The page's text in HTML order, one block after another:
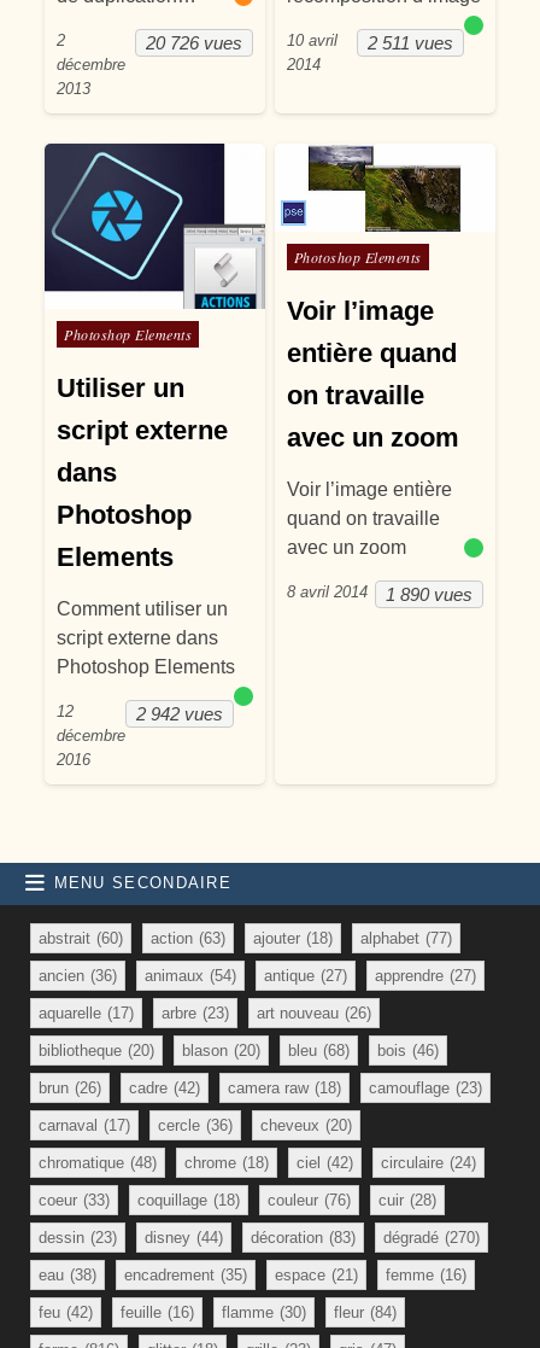
20 726 vues
2
décembre
2013
2 511 vues
10 avril
2014
Posté dans
Photoshop Elements
Utiliser un
script externe
dans
Photoshop
Elements
Comment utiliser un
script externe dans
Photoshop Elements
2 942 vues
12
décembre
2016
Posté dans
Photoshop Elements
Voir l’image
entière quand
on travaille
avec un zoom
Voir l’image entière
quand on travaille
avec un zoom
1 890 vues
8 avril 2014
MENU SECONDAIRE
abstrait (60) action (63) ajouter (18) alphabet (77)
ancien (36) animaux (54) antique (27) apprendre (27)
aquarelle (17) arbre (23) art nouveau (26)
bibliotheque (20) blason (20) bleu (68) bois (46)
brun (26) cadre (42) camera raw (18) camouflage (23)
carnaval (17) cercle (36) cheveux (20)
chromatique (48) chrome (18) ciel (42) circulaire (24)
coeur (33) coquillage (18) couleur (76) cuir (28)
dessin (23) disney (44) décoration (83) dégradé (270)
eau (38) encadrement (35) espace (21) femme (16)
feu (42) feuille (16) flamme (30) fleur (84)